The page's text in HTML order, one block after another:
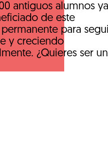
antiguos alumnos ya
de este
para
y creciendo
¿Quieres ser